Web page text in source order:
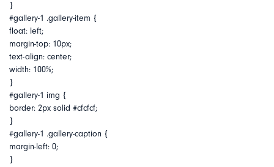
}
#gallery-1 .gallery-item {
float: left;
margin-top: 10px;
text-align: center;
width: 100%;
}
#gallery-1 img {
border: 2px solid #cfcfcf;
}
#gallery-1 .gallery-caption {
margin-left: 0;
}